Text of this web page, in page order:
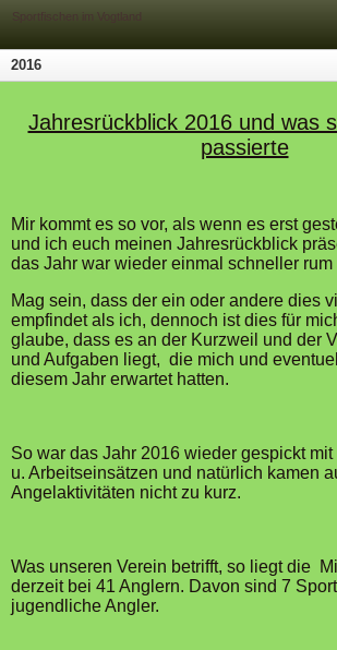
Sportfischen im Vogtland
2016
Jahresrückblick 2016 und was
passierte
Mir kommt es so vor, als wenn es erst
und ich euch meinen Jahresrückblick
das Jahr war wieder einmal schneller rum
Mag sein, dass der ein oder andere dies
empfindet als ich, dennoch ist dies für
glaube, dass es an der Kurzweil und der
und Aufgaben liegt, die mich und
diesem Jahr erwartet hatten.
So war das Jahr 2016 wieder gespickt
u. Arbeitseinsätzen und natürlich kamen
Angelaktivitäten nicht zu kurz.
Was unseren Verein betrifft, so liegt die
derzeit bei 41 Anglern. Davon sind 7
jugendliche Angler.